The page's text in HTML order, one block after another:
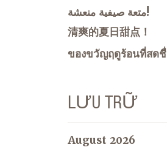
متعة صيفية منعشة!
清爽的夏日甜点！
ของขวัญฤดูร้อนที่สด
LƯU TRỮ
August 2026